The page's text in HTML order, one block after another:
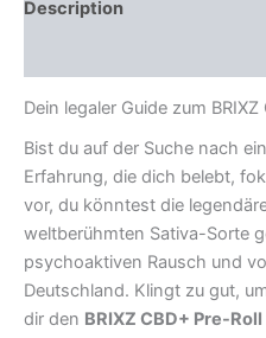
Description
Dein legaler Guide zum
Bist du auf der Suche nach
Erfahrung, die dich belebt,
vor, du könntest die
weltberühmten Sativa-Sorte
psychoaktiven Rausch und
Deutschland. Klingt zu gut,
dir den BRIXZ CBD+ Pre-